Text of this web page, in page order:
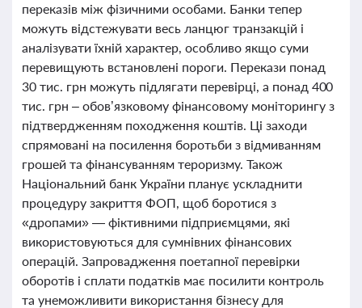
переказів між фізичними особами. Банки тепер
можуть відстежувати весь ланцюг транзакцій і
аналізувати їхній характер, особливо якщо суми
перевищують встановлені пороги. Перекази понад
30 тис. грн можуть підлягати перевірці, а понад 400
тис. грн – обов’язковому фінансовому моніторингу з
підтвердженням походження коштів. Ці заходи
спрямовані на посилення боротьби з відмиванням
грошей та фінансуванням тероризму. Також
Національний банк України планує ускладнити
процедуру закриття ФОП, щоб боротися з
«дропами» — фіктивними підприємцями, які
використовуються для сумнівних фінансових
операцій. Запровадження поетапної перевірки
оборотів і сплати податків має посилити контроль
та унеможливити використання бізнесу для